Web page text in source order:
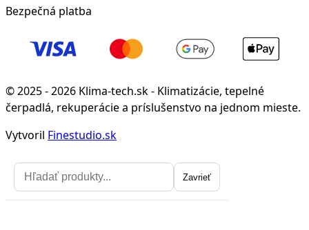
Bezpečná platba
© 2025 - 2026 Klima-tech.sk - Klimatizácie, tepelné
čerpadlá, rekuperácie a príslušenstvo na jednom mieste.
Vytvoril Finestudio.sk
Zavrieť
Zavrieť